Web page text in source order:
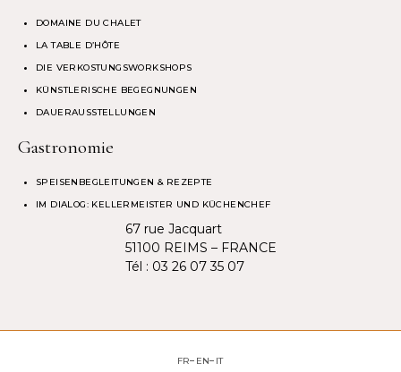
DOMAINE DU CHALET
LA TABLE D’HÔTE
DIE VERKOSTUNGSWORKSHOPS
KÜNSTLERISCHE BEGEGNUNGEN
DAUERAUSSTELLUNGEN
Gastronomie
SPEISENBEGLEITUNGEN & REZEPTE
IM DIALOG: KELLERMEISTER UND KÜCHENCHEF
67 rue Jacquart
51100 REIMS – FRANCE
Tél : 03 26 07 35 07
FR EN IT